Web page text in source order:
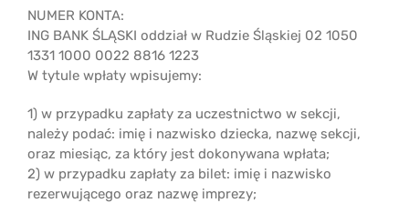
NUMER KONTA:
ING BANK ŚLĄSKI oddział w Rudzie Śląskiej 02 1050
1331 1000 0022 8816 1223
W tytule wpłaty wpisujemy:
1) w przypadku zapłaty za uczestnictwo w sekcji,
należy podać: imię i nazwisko dziecka, nazwę sekcji,
oraz miesiąc, za który jest dokonywana wpłata;
2) w przypadku zapłaty za bilet: imię i nazwisko
rezerwującego oraz nazwę imprezy;